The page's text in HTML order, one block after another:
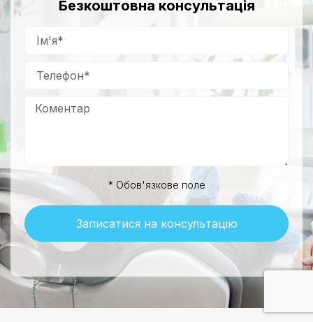
Безкоштовна консультація
* Обов'язкове поле
Записатися на консультацію